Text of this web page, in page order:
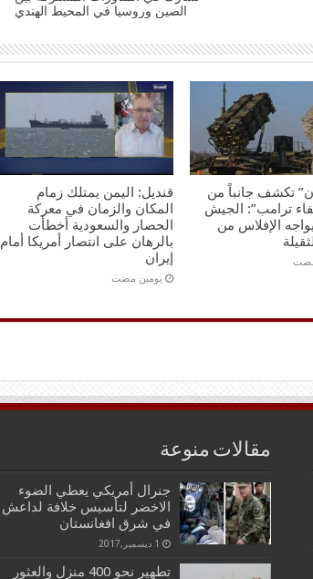
الصين وروسيا في المحيط الهندي
تكشف جانباً من
ترامب”: الجيش
الإفلاس من
مضت
قنديل: اليمن يمتلك زمام
المكان والزمان في معركة
الحصار والسعودية أخطأت
بالرهان على انتصار أمريكا أمام
إيران
‏يومين مضت
مقالات منوعة
جنرال أمريكي يعطي الضوء
الاخضر لتأسيس خلافة لداعش
في شرق افغانستان
1 ديسمبر,2017
تطهير نحو 400 منزل والعثور